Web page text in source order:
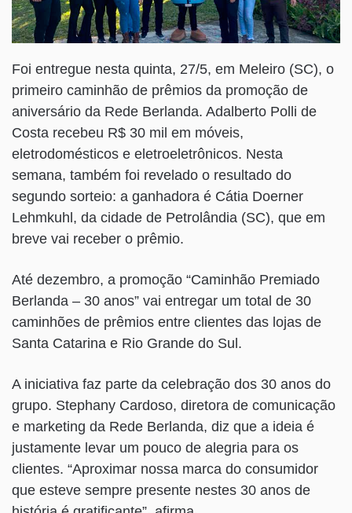
Foi entregue nesta quinta, 27/5, em Meleiro (SC), o
primeiro caminhão de prêmios da promoção de
aniversário da Rede Berlanda. Adalberto Polli de
Costa recebeu R$ 30 mil em móveis,
eletrodomésticos e eletroeletrônicos. Nesta
semana, também foi revelado o resultado do
segundo sorteio: a ganhadora é Cátia Doerner
Lehmkuhl, da cidade de Petrolândia (SC), que em
breve vai receber o prêmio.
Até dezembro, a promoção “Caminhão Premiado
Berlanda – 30 anos” vai entregar um total de 30
caminhões de prêmios entre clientes das lojas de
Santa Catarina e Rio Grande do Sul.
A iniciativa faz parte da celebração dos 30 anos do
grupo. Stephany Cardoso, diretora de comunicação
e marketing da Rede Berlanda, diz que a ideia é
justamente levar um pouco de alegria para os
clientes. “Aproximar nossa marca do consumidor
que esteve sempre presente nestes 30 anos de